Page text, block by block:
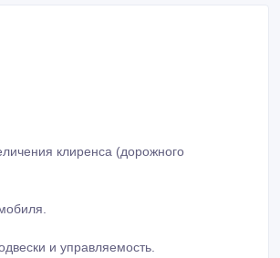
клиренса (дорожного
и управляемость.